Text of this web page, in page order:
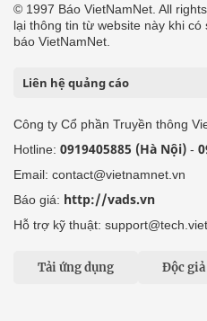
© 1997 Báo VietNamNet. All
lại thông tin từ website này khi
báo VietNamNet.
Liên hệ quảng cáo
Công ty Cổ phần Truyền thông
Hotline: 0919405885 (Hà Nội) -
Email: contact@vietnamnet.vn
Báo giá: http://vads.vn
Hỗ trợ kỹ thuật:
Tải ứng dụng Độc